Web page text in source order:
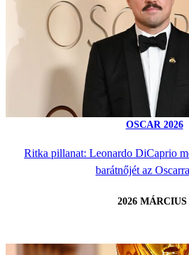
OSCAR 2026
Ritka pillanat: Leonardo DiCaprio
barátnőjét az
2026 MÁRCIUS